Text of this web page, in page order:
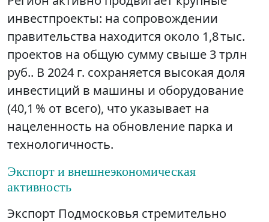
инвестпроекты: на сопровождении
правительства находится около 1,8 тыс.
проектов на общую сумму свыше 3 трлн
руб.. В 2024 г. сохраняется высокая доля
инвестиций в машины и оборудование
(40,1 % от всего), что указывает на
нацеленность на обновление парка и
технологичность.
Экспорт и внешнеэкономическая
активность
Экспорт Подмосковья стремительно